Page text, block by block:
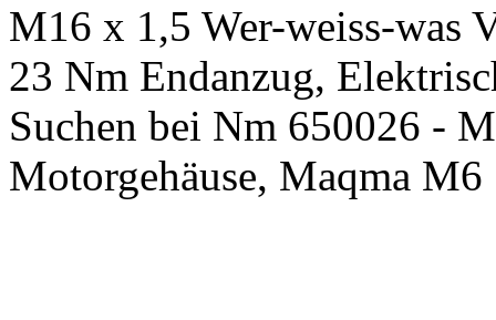
M16 x 1,5 Wer-weiss-was
23 Nm Endanzug,
Suchen bei Nm 650026 -
Motorgehäuse, Maqma M6